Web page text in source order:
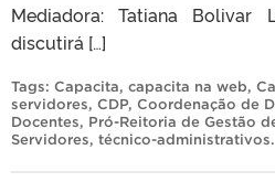
Mediadora: Tatiana Bolivar
discutirá […]
Tags: Capacita, capacita na web,
servidores, CDP, Coordenação de
Docentes, Pró-Reitoria de Gestão
Servidores, técnico-administrativos.